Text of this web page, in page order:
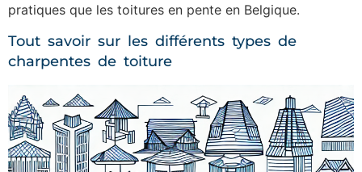
pratiques que les toitures en pente en Belgique.
Tout savoir sur les différents types de
charpentes de toiture